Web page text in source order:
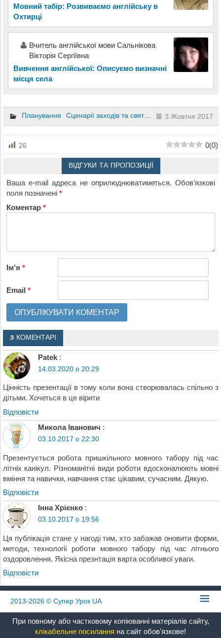
Мовний табір: Розвиваємо англійську в
Охтирці
Вчитель англійської мови Сальнікова
Вікторія Сергіївна
Вивчення англійської: Описуємо визначні
місця села
Планування Сценарії заходів та свят Інший3 Жовтня 2017
26 0(0)
ВІДГУКИ ТА ПРОПОЗИЦІЇ
Ваша e-mail адреса не оприлюднюватиметься. Обов’язкові
поля позначені*
Коментар*
Ім'я*
Email*
3 КОМЕНТАРІ
Patek :
14.03.2020 о 20:29
Цінність презентації в тому коли вона створювалась спільно з
дітьми. Хочеться в це вірити
Відповіcти
Микола Іванович :
03.10.2017 о 22:30
Презентується робота пришкільного мовного табору під час
літніх канікул. Різноманітні види роботи вдосконалюють мовні
вміння та навички, навчання стає цікавим, сучасним. Дякую.
Відповіcти
Інна Хрієнко :
03.10.2017 о 19:56
Ця публікація стане у нагоді тим, хто забажав оновити форми,
методи, технології роботи мовного табору під час літнього
оздоровлення. Якісна презнтація варта особливої уваги.
Відповіcти
2013-2026 © Супер Урок UA
При повному або частковому копіюванні матеріалів сайту,
клікабельне посилання на сайт обов'язкове!